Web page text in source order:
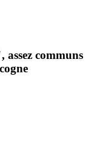
communs